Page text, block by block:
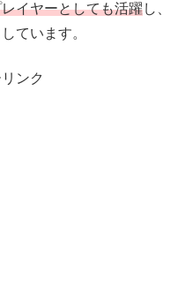
イヤーとしても活躍し、
ています。
ンク